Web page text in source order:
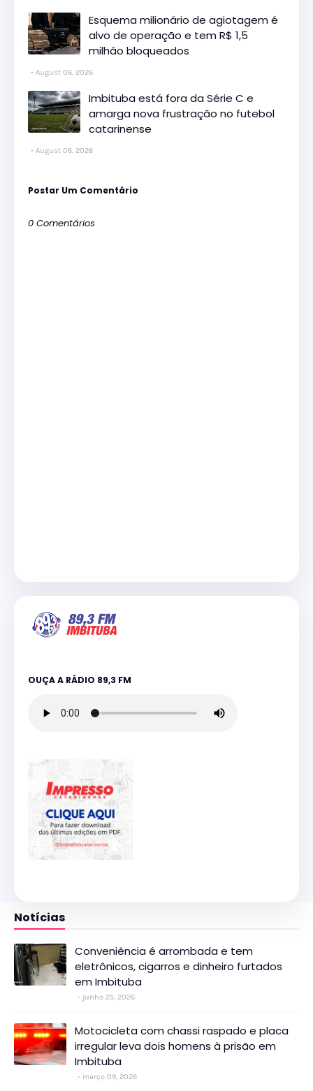
Esquema milionário de agiotagem é
alvo de operação e tem R$ 1,5
milhão bloqueados
August 06, 2026
Imbituba está fora da Série C e
amarga nova frustração no futebol
catarinense
August 06, 2026
Postar Um Comentário
0 Comentários
OUÇA A RÁDIO 89,3 FM
Notícias
Conveniência é arrombada e tem
eletrônicos, cigarros e dinheiro furtados
em Imbituba
junho 25, 2026
Motocicleta com chassi raspado e placa
irregular leva dois homens à prisão em
Imbituba
março 09, 2026